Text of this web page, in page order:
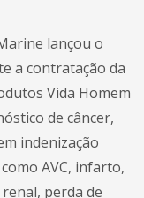
lançou o
a contratação da
Vida Homem
de câncer,
indenização
AVC, infarto,
perda de